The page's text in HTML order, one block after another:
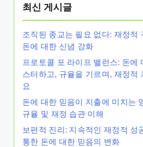
최신 게시글
조직된 종교는 필요 없다: 재정적
돈에 대한 신념 강화
프로토콜 포 라이프 밸런스: 돈에
스터하고, 규율을 기르며, 재정적
요
돈에 대한 믿음이 지출에 미치는
규율 및 재정 습관 이해
보편적 진리: 지속적인 재정적 성
통한 돈에 대한 믿음의 변화